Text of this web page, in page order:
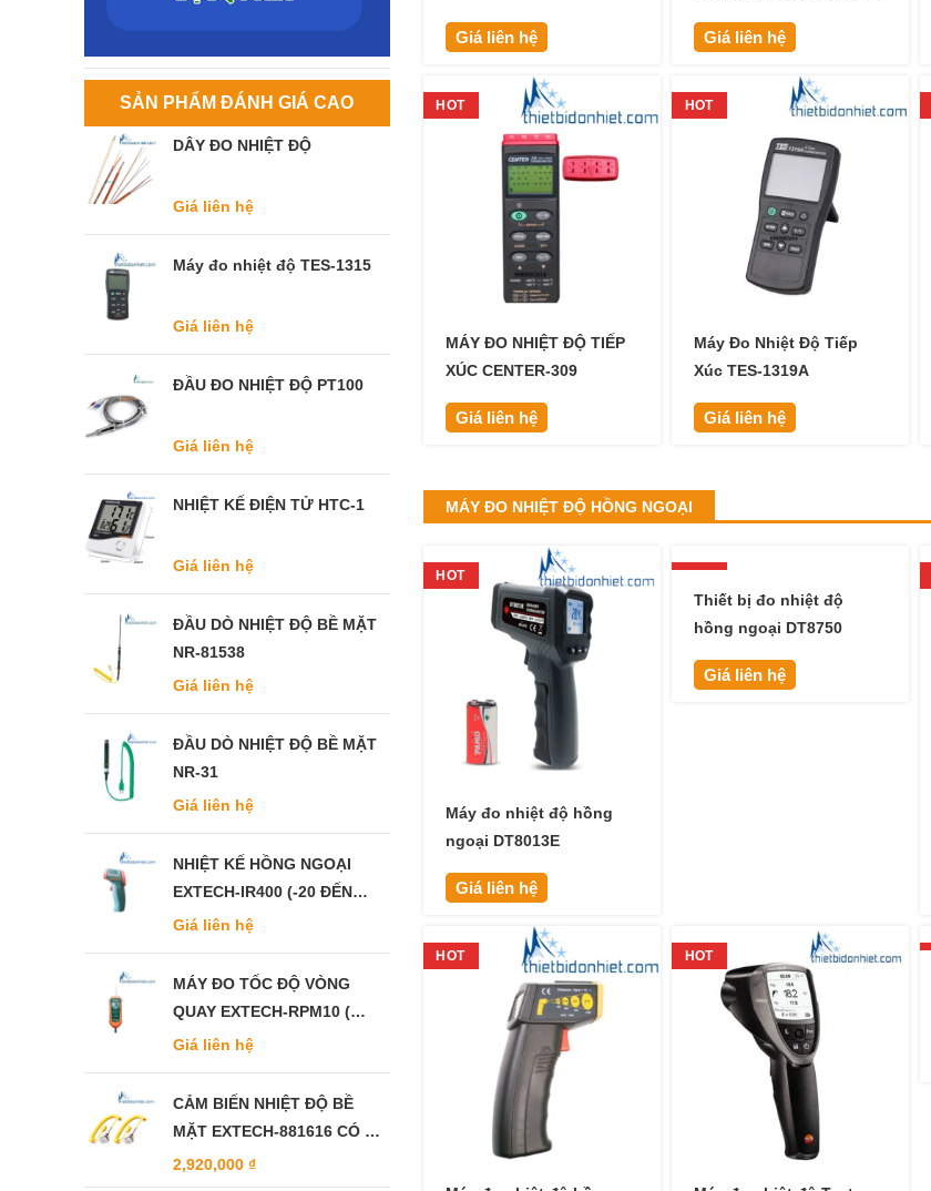
SẢN PHẨM ĐÁNH GIÁ CAO
DÂY ĐO NHIỆT ĐỘ
Giá liên hệ
Máy đo nhiệt độ TES-1315
Giá liên hệ
ĐẦU ĐO NHIỆT ĐỘ PT100
Giá liên hệ
NHIỆT KẾ ĐIỆN TỬ HTC-1
Giá liên hệ
ĐẦU DÒ NHIỆT ĐỘ BỀ MẶT
NR-81538
Giá liên hệ
ĐẦU DÒ NHIỆT ĐỘ BỀ MẶT
NR-31
Giá liên hệ
NHIỆT KẾ HỒNG NGOẠI
EXTECH-IR400 (-20 ĐẾN
332°C)
Giá liên hệ
MÁY ĐO TỐC ĐỘ VÒNG
QUAY EXTECH-RPM10 (
TÍCH HỢP ĐO NHIỆT ĐỘ
Giá liên hệ
CẢM BIẾN NHIỆT ĐỘ BỀ
MẶT EXTECH-881616 CÓ TỪ
TÍNH
2,920,000 ₫
Giá liên hệ Giá liên hệ
HOT
MÁY ĐO NHIỆT ĐỘ TIẾP
XÚC CENTER-309
Giá liên hệ
HOT
Máy Đo Nhiệt Độ Tiếp
Xúc TES-1319A
Giá liên hệ
MÁY ĐO NHIỆT ĐỘ HỒNG NGOẠI
HOT
Máy đo nhiệt độ hồng
ngoại DT8013E
Giá liên hệ
HOT
Thiết bị đo nhiệt độ
hồng ngoại DT8750
Giá liên hệ
HOT HOT